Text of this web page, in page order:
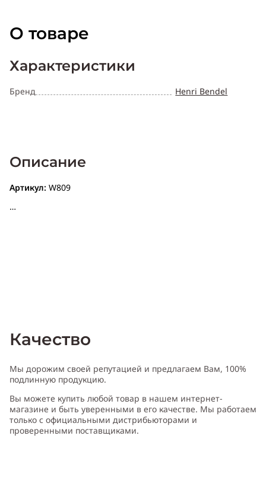
О товаре
Характеристики
Бренд Henri Bendel
Описание
Артикул: W809
Качество
Мы дорожим своей репутацией и предлагаем Вам, 100%
подлинную продукцию.
Вы можете купить любой товар в нашем интернет-
магазине и быть уверенными в его качестве. Мы работаем
только с официальными дистрибьюторами и
проверенными поставщиками.